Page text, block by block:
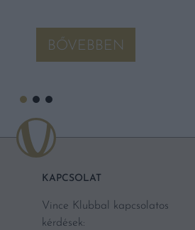
BŐVEBBEN
KAPCSOLAT
Vince Klubbal kapcsolatos
kérdések: